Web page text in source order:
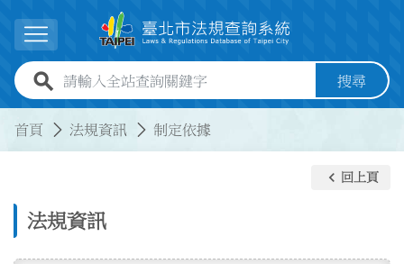
展開選單
全站查詢關鍵字欄位 搜尋
首頁 法規資訊 制定依據
法規資訊
keyboard_arrow_left 回上頁